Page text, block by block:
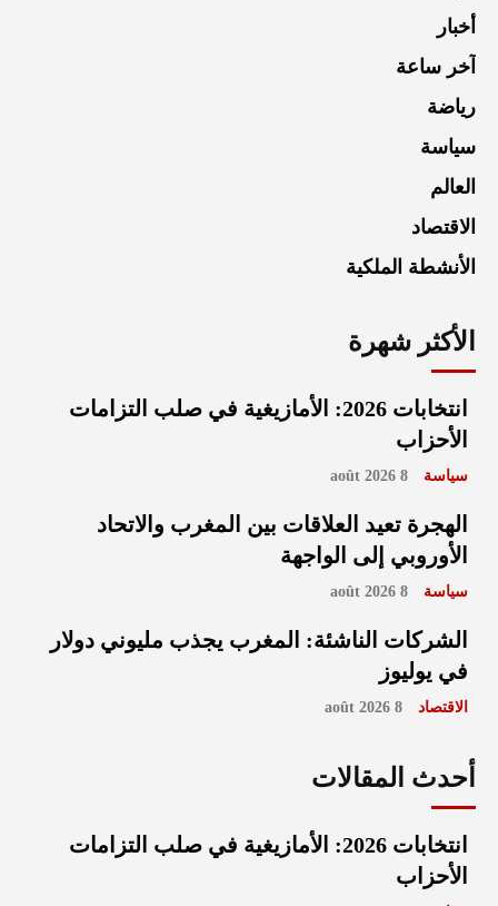
أخبار
آخر ساعة
رياضة
سياسة
العالم
الاقتصاد
الأنشطة الملكية
الأكثر شهرة
انتخابات 2026: الأمازيغية في صلب التزامات
الأحزاب
سياسة 8 août 2026
الهجرة تعيد العلاقات بين المغرب والاتحاد
الأوروبي إلى الواجهة
سياسة 8 août 2026
الشركات الناشئة: المغرب يجذب مليوني دولار
في يوليوز
الاقتصاد 8 août 2026
أحدث المقالات
انتخابات 2026: الأمازيغية في صلب التزامات
الأحزاب